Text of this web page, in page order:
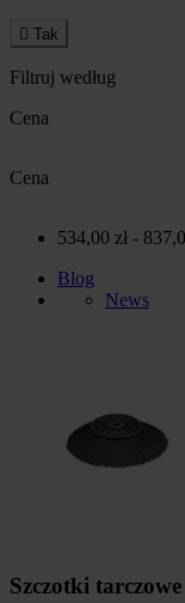
 Tak
Filtruj według
Cena
Cena
534,00 zł -
Blog
News
Szczotki